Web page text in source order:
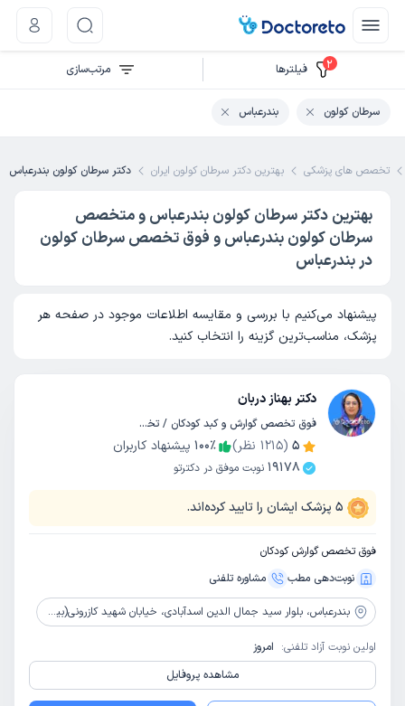
تخصص های پزشکی بهترین دکتر سرطان کولون ایران دکتر سرطان کولون بندرعباس
بهترین دکتر سرطان کولون بندرعباس و متخصص
سرطان کولون بندرعباس و فوق تخصص سرطان کولون
در بندرعباس
پیشنهاد می‌کنیم با بررسی و مقایسه اطلاعات موجود در صفحه هر
پزشک، مناسب‌ترین گزینه را انتخاب کنید.
دکتر بهناز دربان
فوق تخصص گوارش و کبد کودکان / تخصص کودکان و اطفال
5
(
1215 نظر) 100٪
پیشنهاد کاربران
19178 نوبت موفق در دکترتو
5 پزشک ایشان را تایید کرده‌اند.
فوق تخصص گوارش کودکان
نوبت‌دهی مطب
مشاوره‌ تلفنی
بندرعباس، بلوار سید جمال الدین اسدآبادی، خیابان شهید کازرونی(بین چهارراه فاطمیه و مرادی ) ،کوچه رحیل 2، پشت بانک سینا ،ساهتمان پزشکان همت ،طبقه چهارم
اولین نوبت آزاد تلفنی: امروز
مشاهده پروفایل
2 فیلتر‌ها مرتب‌سازی
سرطان کولون بندرعباس